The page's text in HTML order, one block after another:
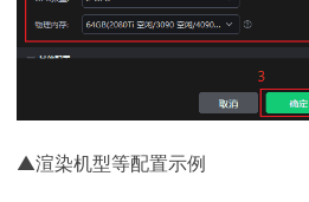
▲渲染机型等配置示例